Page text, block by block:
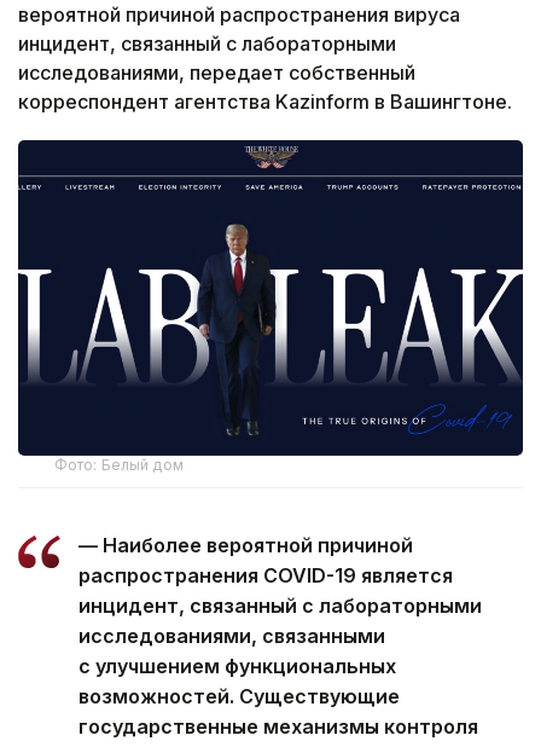
вероятной причиной распространения вируса
инцидент, связанный с лабораторными
исследованиями, передает собственный
корреспондент агентства Kazinform в Вашингтоне.
Фото: Белый дом
— Наиболее вероятной причиной
распространения COVID-19 является
инцидент, связанный с лабораторными
исследованиями, связанными
с улучшением функциональных
возможностей. Существующие
государственные механизмы контроля